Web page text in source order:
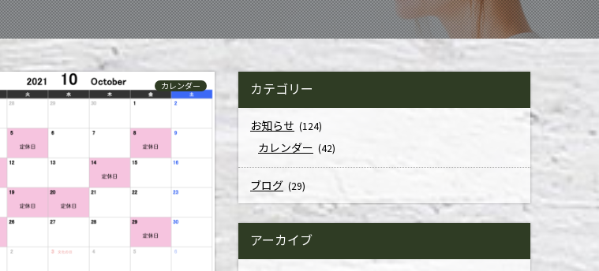
カレンダー カテゴリー
お知らせ (124)
カレンダー (42)
ブログ (29)
アーカイブ